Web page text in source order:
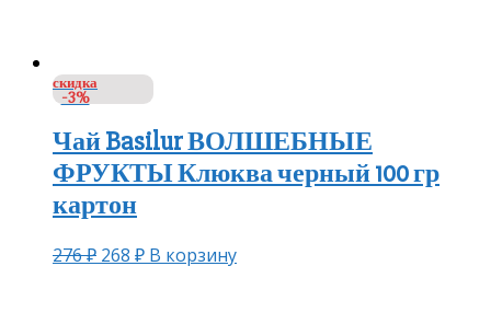
скидка
-3%
Чай Basilur ВОЛШЕБНЫЕ
ФРУКТЫ Клюква черный 100 гр
картон
276₽ 268 ₽ В корзину